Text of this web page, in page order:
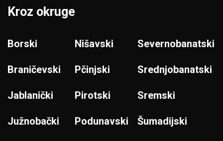
Kroz okruge
Borski
Braničevski
Jablanički
Južnobački
Nišavski
Pčinjski
Pirotski
Podunavski
Severnobanatski
Srednjobanatski
Sremski
Šumadijski